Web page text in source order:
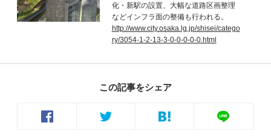
化・新駅の設置、大幅な道路区画整理
などインフラ面の整備も行われる。
http://www.city.osaka.lg.jp/shisei/catego
ry/3054-1-2-13-3-0-0-0-0-0.html
この記事をシェア